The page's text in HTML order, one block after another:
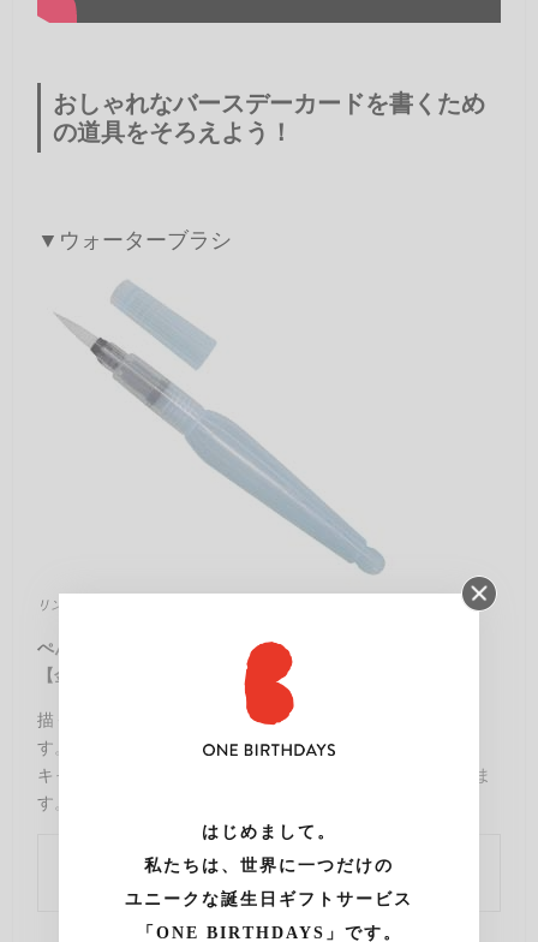
はじめまして。
私たちは、世界に一つだけの
ユニークな誕生日ギフトサービス
「ONE BIRTHDAYS」です。
おしゃれなバースデーカードを書くため
の道具をそろえよう！
▼ウォーターブラシ
リンク元：
ぺんてる みず筆 大
【金額】¥432
描く、混ぜる、伸ばす、洗うがこの一本でできる万能筆で
す。
キャップもついているので、筆を傷つけることなくしまえま
す。
購入はこちら